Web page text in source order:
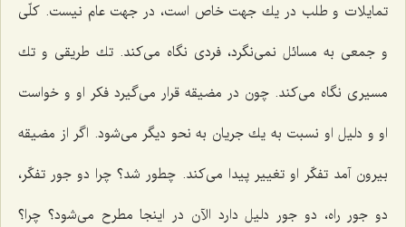
تمایلات و طلب در یك جهت خاص است، در جهت عام نیست. كلّی
و جمعی به مسائل نمی‌نگرد، فردی نگاه می‌كند. تك طریقی و تك
مسیری نگاه می‌كند. چون در مضیقه قرار می‌گیرد فكر او و خواست
او و دلیل او نسبت به یك جریان به نحو دیگر می‌شود. اگر از مضیقه
بیرون آمد تفكّر او تغییر پیدا می‌كند. چطور شد؟ چرا دو جور تفكّر،
دو جور راه، دو جور دلیل دارد الآن در اینجا مطرح می‌شود؟ چرا؟